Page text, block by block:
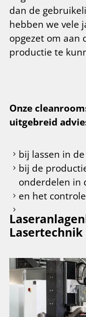
dan de
hebben we vele
opgezet om aan
productie te
Onze
uitgebreid
bij lassen in
bij de
onderdelen in
en het
Lasertechnik